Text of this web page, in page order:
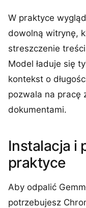
W praktyce
dowolną witrynę,
streszczenie
Model ładuje się
kontekst o
pozwala na pracę
dokumentami.
Instalacja i
praktyce
Aby odpalić
potrzebujesz